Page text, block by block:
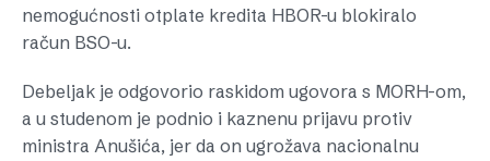
nemogućnosti otplate kredita HBOR-u blokiralo
račun BSO-u.
Debeljak je odgovorio raskidom ugovora s MORH-om,
a u studenom je podnio i kaznenu prijavu protiv
ministra Anušića, jer da on ugrožava nacionalnu